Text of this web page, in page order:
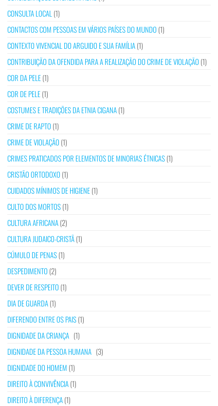
CONSULTA LOCAL (1)
CONTACTOS COM PESSOAS EM VÁRIOS PAÍSES DO MUNDO (1)
CONTEXTO VIVENCIAL DO ARGUIDO E SUA FAMÍLIA(1)
CONTRIBUIÇÃO DA OFENDIDA PARA A REALIZAÇÃO DO CRIME DE VIOLAÇÃO (1)
COR DA PELE(1)
COR DE PELE(1)
COSTUMES E TRADIÇÕES DA ETNIA CIGANA(1)
CRIME DE RAPTO (1)
CRIME DE VIOLAÇÃO (1)
CRIMES PRATICADOS POR ELEMENTOS DE MINORIAS ÉTNICAS(1)
CRISTÃO ORTODOXO (1)
CUIDADOS MÍNIMOS DE HIGIENE(1)
CULTO DOS MORTOS(1)
CULTURA AFRICANA(2)
CULTURA JUDAICO-CRISTÃ(1)
CÚMULO DE PENAS(1)
DESPEDIMENTO (2)
DEVER DE RESPEITO (1)
DIA DE GUARDA(1)
DIFERENDO ENTRE OS PAIS(1)
DIGNIDADE DA CRIANÇA (1)
DIGNIDADE DA PESSOA HUMANA (3)
DIGNIDADE DO HOMEM (1)
DIREITO À CONVIVÊNCIA(1)
DIREITO À DIFERENÇA(1)